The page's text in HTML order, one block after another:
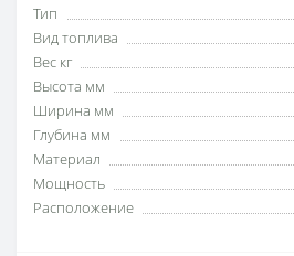
Тип
Вид топлива
Вес кг
Высота мм
Ширина мм
Глубина мм
Материал
Мощность
Расположение